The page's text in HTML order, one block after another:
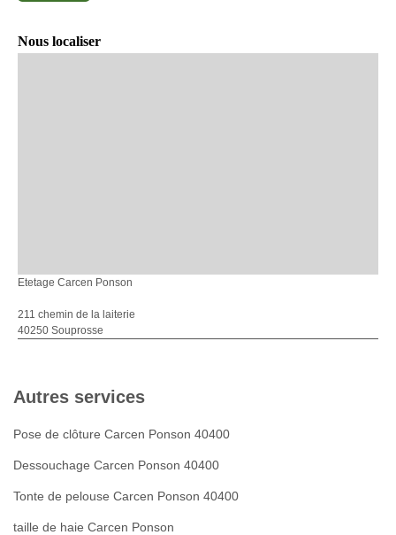
Nous localiser
Etetage Carcen Ponson
211 chemin de la laiterie
40250 Souprosse
Autres services
Pose de clôture Carcen Ponson 40400
Dessouchage Carcen Ponson 40400
Tonte de pelouse Carcen Ponson 40400
taille de haie Carcen Ponson